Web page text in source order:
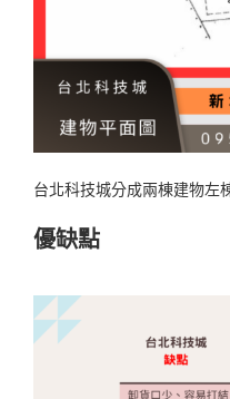
台北科技城分成兩棟建物左
優缺點